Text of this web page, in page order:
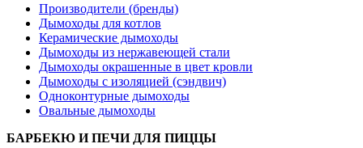
Производители (бренды)
Дымоходы для котлов
Керамические дымоходы
Дымоходы из нержавеющей стали
Дымоходы окрашенные в цвет кровли
Дымоходы с изоляцией (сэндвич)
Одноконтурные дымоходы
Овальные дымоходы
БАРБЕКЮ И ПЕЧИ ДЛЯ ПИЦЦЫ